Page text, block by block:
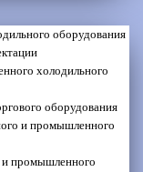
оборудования
холодильного
оборудования
и промышленного
и промышленного